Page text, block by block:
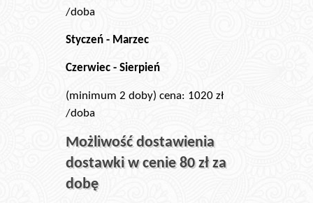
/doba
Styczeń - Marzec
Czerwiec - Sierpień
(minimum 2 doby) cena: 1020 zł
/doba
Możliwość dostawienia
dostawki w cenie 80 zł za
dobę